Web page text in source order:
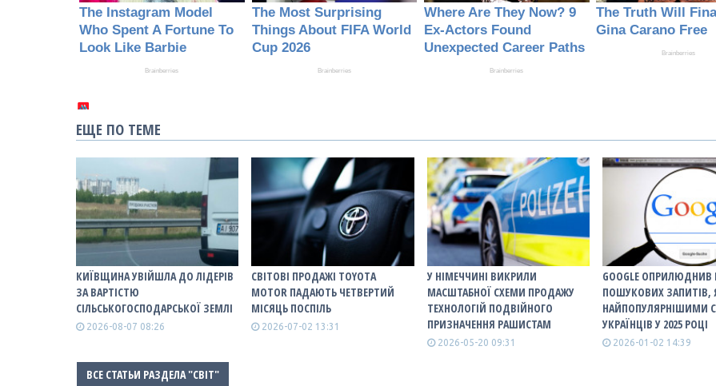
ЕЩЕ ПО ТЕМЕ
КИЇВЩИНА УВІЙШЛА ДО ЛІДЕРІВ
ЗА ВАРТІСТЮ
СІЛЬСЬКОГОСПОДАРСЬКОЇ ЗЕМЛІ
2026-08-07 08:26
СВІТОВІ ПРОДАЖІ TOYOTA
MOTOR ПАДАЮТЬ ЧЕТВЕРТИЙ
МІСЯЦЬ ПОСПІЛЬ
2026-07-02 13:31
У НІМЕЧЧИНІ ВИКРИЛИ
МАСШТАБНОЇ СХЕМИ ПРОДАЖУ
ТЕХНОЛОГІЙ ПОДВІЙНОГО
ПРИЗНАЧЕННЯ РАШИСТАМ
2026-05-20 09:31
GOOGLE ОПРИЛЮДНИВ
ПОШУКОВИХ ЗАПИТІВ,
НАЙПОПУЛЯРНІШИМИ
УКРАЇНЦІВ У 2025 РОЦІ
2026-01-02 14:39
ВСЕ СТАТЬИ РАЗДЕЛА "СВІТ"